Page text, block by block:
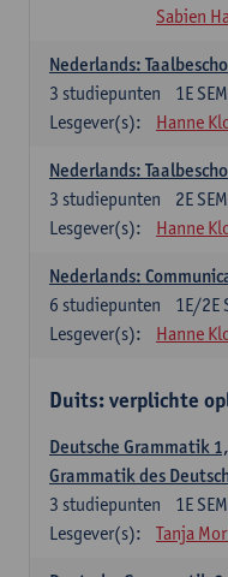
Sabien
Nederlands:
1E SEM
3 studiepunten
Lesgever(s):
Hanne
Nederlands:
2E SEM
3 studiepunten
Lesgever(s):
Hanne
Nederlands:
1E/2E
6 studiepunten
Lesgever(s):
Hanne
Duits: verplichte
Deutsche Grammatik
Grammatik des
1E SEM
3 studiepunten
Lesgever(s):
Tanja